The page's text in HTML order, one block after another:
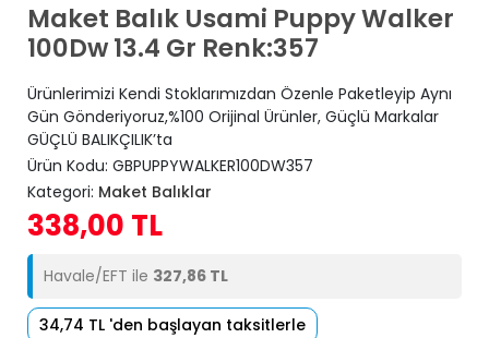
Maket Balık Usami Puppy Walker
100Dw 13.4 Gr Renk:357
Ürünlerimizi Kendi Stoklarımızdan Özenle Paketleyip Aynı
Gün Gönderiyoruz,%100 Orijinal Ürünler, Güçlü Markalar
GÜÇLÜ BALIKÇILIK’ta
Ürün Kodu: GBPUPPYWALKER100DW357
Kategori: Maket Balıklar
338,00 TL
Havale/EFT ile 327,86 TL
34,74 TL 'den başlayan taksitlerle